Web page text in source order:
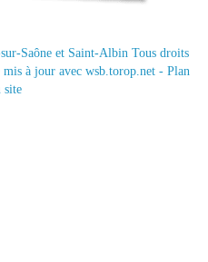
Saône et Saint-AlbinTous droits
mis à jour avec wsb.torop.net - Plan
site